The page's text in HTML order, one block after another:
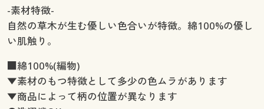
-素材特徴-
自然の草木が生む優しい色合いが特徴。綿100%の優し
い肌触り。
■綿100%(編物)
▼素材のもつ特徴として多少の色ムラがあります
▼商品によって柄の位置が異なります